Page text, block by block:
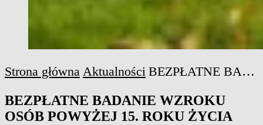
Strona główna Aktualności BEZPŁATNE BADANIE WZROKU OSÓB POWYŻEJ 15. ROKU ŻYCIA
BEZPŁATNE BADANIE WZROKU
OSÓB POWYŻEJ 15. ROKU ŻYCIA